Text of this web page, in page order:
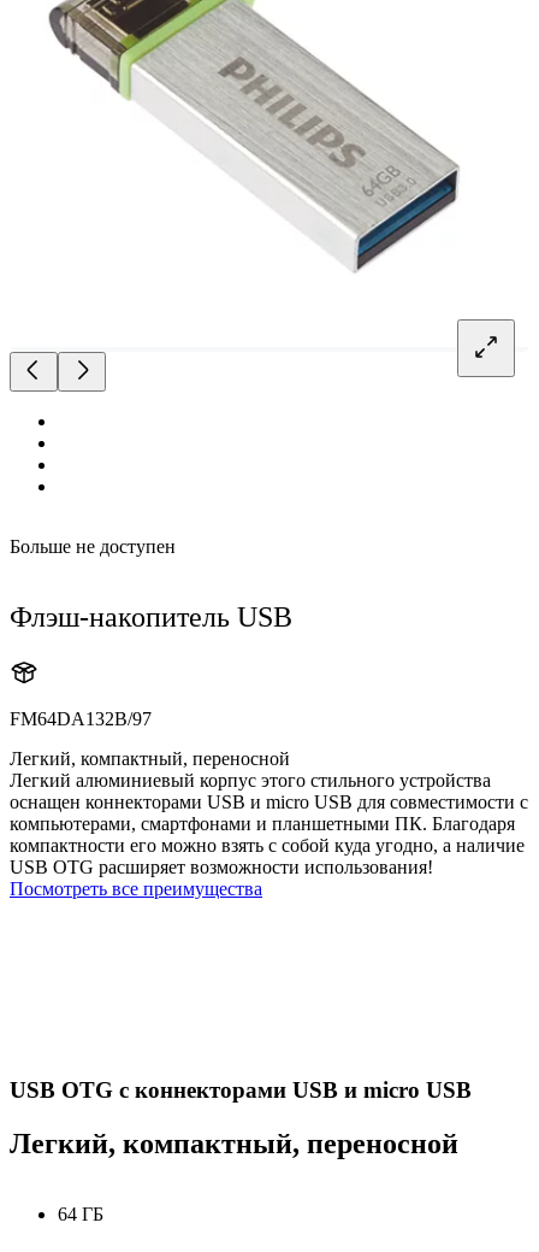
Больше не доступен
Флэш-накопитель USB
FM64DA132B/97
Легкий, компактный, переносной
Легкий алюминиевый корпус этого стильного устройства
оснащен коннекторами USB и micro USB для совместимости с
компьютерами, смартфонами и планшетными ПК. Благодаря
компактности его можно взять с собой куда угодно, а наличие
USB OTG расширяет возможности использования!
Посмотреть все преимущества
USB OTG с коннекторами USB и micro USB
Легкий, компактный, переносной
64 ГБ